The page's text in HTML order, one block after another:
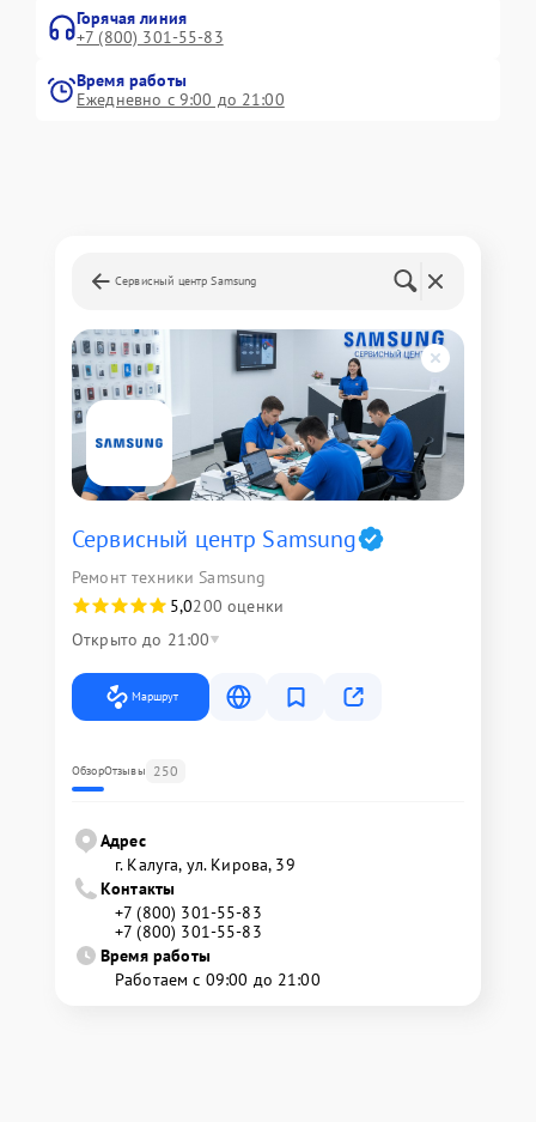
Горячая линия
+7 (800) 301-55-83
Время работы
Ежедневно с 9:00 до 21:00
Сервисный центр Samsung
Сервисный центр Samsung
Ремонт техники Samsung
5,0200 оценки
Открыто до 21:00
Маршрут
ОбзорОтзывы 250
Адрес
г. Калуга, ул. Кирова, 39
Контакты
+7 (800) 301-55-83
+7 (800) 301-55-83
Время работы
Работаем с 09:00 до 21:00